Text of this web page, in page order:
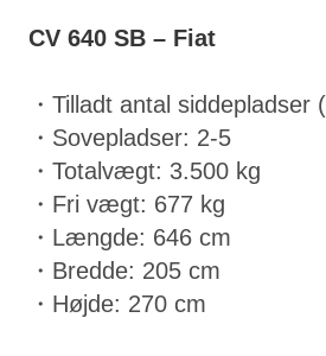
CV 640 SB – Fiat
・Tilladt antal siddepladser
・Sovepladser: 2-5
・Totalvægt: 3.500 kg
・Fri vægt: 677 kg
・Længde: 646 cm
・Bredde: 205 cm
・Højde: 270 cm